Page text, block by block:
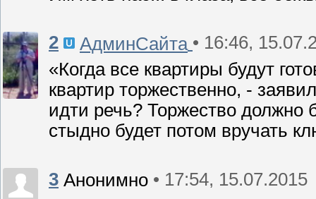
2 АдминСайта • 16:46,
«Когда все квартиры будут
квартир торжественно, -
идти речь? Торжество должно
стыдно будет потом вручать
3 Анонимно • 17:54, 15.07.2015